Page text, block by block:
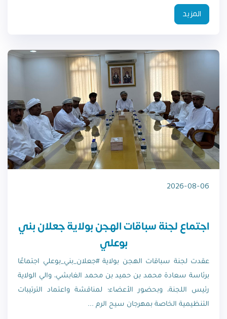
المزيد
2026-08-06
اجتماع لجنة سباقات الهجن بولاية جعلان بني
بوعلي
عقدت لجنة سباقات الهجن بولاية #جعلان_بني_بوعلي اجتماعًا
برئاسة سعادة محمد بن حميد بن محمد الغابشي، والي الولاية
رئيس اللجنة، وبحضور الأعضاء؛ لمناقشة واعتماد الترتيبات
التنظيمية الخاصة بمهرجان سيح الرم ...